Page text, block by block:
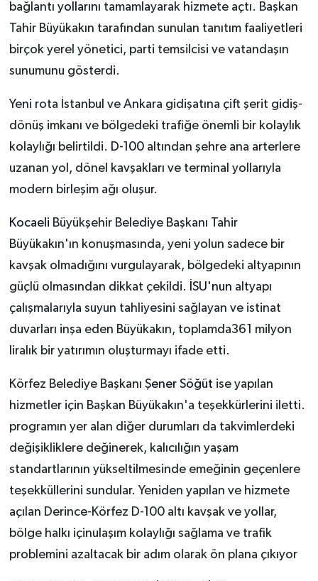
bağlantı yollarını tamamlayarak hizmete açtı. Başkan
Tahir Büyükakın tarafından sunulan tanıtım faaliyetleri
birçok yerel yönetici, parti temsilcisi ve vatandaşın
sunumunu gösterdi.
Yeni rota İstanbul ve Ankara gidişatına çift şerit gidiş-
dönüş imkanı ve bölgedeki trafiğe önemli bir kolaylık
kolaylığı belirtildi. D-100altından şehre ana arterlere
uzanan yol, dönel kavşakları ve terminal yollarıyla
modern birleşim ağı oluşur.
Kocaeli Büyükşehir Belediye Başkanı Tahir
Büyükakın'ın konuşmasında, yeni yolun sadece bir
kavşak olmadığını vurgulayarak, bölgedeki altyapının
güçlü olmasından dikkat çekildi. İSU'nun altyapı
çalışmalarıyla suyun tahliyesini sağlayan ve istinat
duvarları inşa eden Büyükakın, toplamda361 milyon
liralık bir yatırımın oluşturmayı ifade etti.
Körfez Belediye Başkanı Şener Söğüt ise yapılan
hizmetler için Başkan Büyükakın'a teşekkürlerini iletti.
programın yer alan diğer durumları da takvimlerdeki
değişikliklere değinerek, kalıcılığın yaşam
standartlarının yükseltilmesinde emeğinin geçenlere
teşekküllerini sundular. Yeniden yapılan ve hizmete
açılan Derince-Körfez D-100 altı kavşak ve yollar,
bölge halkı içinulaşım kolaylığı sağlama ve trafik
problemini azaltacak bir adım olarak ön plana çıkıyor